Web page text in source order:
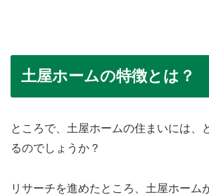
土屋ホームの特徴とは？
ところで、土屋ホームの住まいには、
るのでしょうか？
リサーチを進めたところ、土屋ホーム